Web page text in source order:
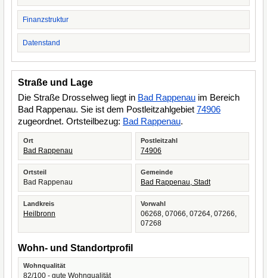
Finanzstruktur
Datenstand
Straße und Lage
Die Straße Drosselweg liegt in Bad Rappenau im Bereich
Bad Rappenau. Sie ist dem Postleitzahlgebiet 74906
zugeordnet. Ortsteilbezug: Bad Rappenau.
Ort
Bad Rappenau
Postleitzahl
74906
Ortsteil
Bad Rappenau
Gemeinde
Bad Rappenau, Stadt
Landkreis
Heilbronn
Vorwahl
06268, 07066, 07264, 07266,
07268
Wohn- und Standortprofil
Wohnqualität
82/100 - gute Wohnqualität